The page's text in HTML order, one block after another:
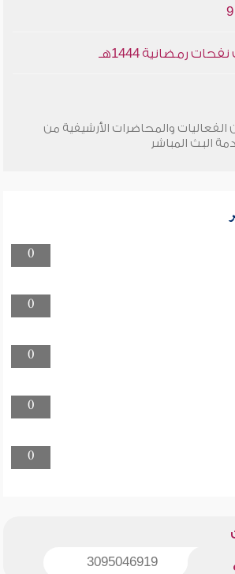
رمضانية 1444هـ
الفعاليات والمحاضرات الأرشيفية من
البث المباشر
0
0
0
0
0
3095046919